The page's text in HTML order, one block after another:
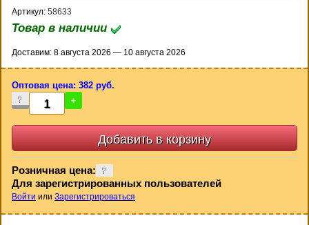
Артикул: 58633
Товар в наличии
Доставим: 8 августа 2026 — 10 августа 2026
Оптовая цена: 382 руб.
- +
Розничная цена:
Для зарегистрированных пользователей
Войти или Зарегистрироваться